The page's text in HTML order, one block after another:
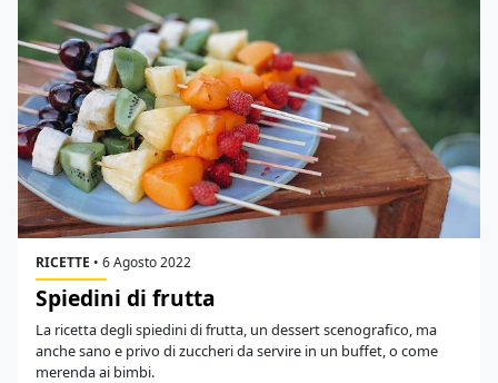
RICETTE • 6 Agosto 2022
Spiedini di frutta
La ricetta degli spiedini di frutta, un dessert scenografico, ma
anche sano e privo di zuccheri da servire in un buffet, o come
merenda ai bimbi.